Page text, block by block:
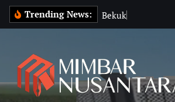
o
Trending News: Bekuk